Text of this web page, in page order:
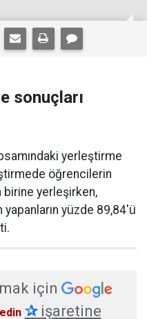
sonuçları
yerleştirme
öğrencilerin
birine yerleşirken,
yüzde 89,84'ü
için
✰işaretine